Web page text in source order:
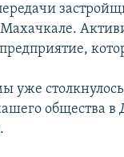
уже
общества в